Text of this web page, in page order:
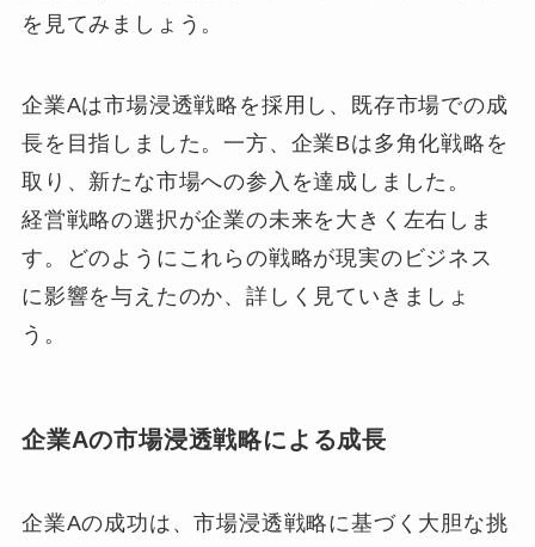
を見てみましょう。
企業Aは市場浸透戦略を採用し、既存市場での成
長を目指しました。一方、企業Bは多角化戦略を
取り、新たな市場への参入を達成しました。
経営戦略の選択が企業の未来を大きく左右しま
す。どのようにこれらの戦略が現実のビジネス
に影響を与えたのか、詳しく見ていきましょ
う。
企業Aの市場浸透戦略による成長
企業Aの成功は、市場浸透戦略に基づく大胆な挑